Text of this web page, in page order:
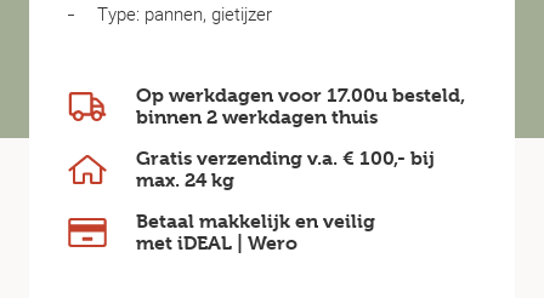
Type: pannen, gietijzer
Op werkdagen voor 17.00u besteld,
binnen 2 werkdagen thuis
Gratis verzending v.a. € 100,- bij
max. 24 kg
Betaal makkelijk en veilig
met iDEAL | Wero